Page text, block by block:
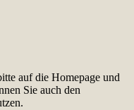
auf die Homepage und
Sie auch den